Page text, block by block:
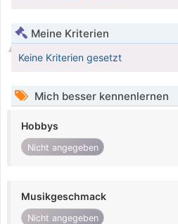
Meine Kriterien
Keine Kriterien gesetzt
Mich besser kennenlernen
Hobbys
Nicht angegeben
Musikgeschmack
Nicht angegeben